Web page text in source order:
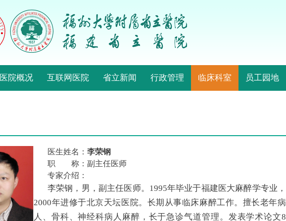
医院概况 互联网医院 省立新闻 行政管理 临床科室 员工园地
医生姓名： 李荣钢
职 称：副主任医师
专家介绍：
李荣钢，男，副主任医师。1995年毕业于福建医大麻醉学专业，
2000年进修于北京天坛医院。长期从事临床麻醉工作。擅长老年病
人、骨科、神经科病人麻醉，长于急诊气道管理。发表学术论文8